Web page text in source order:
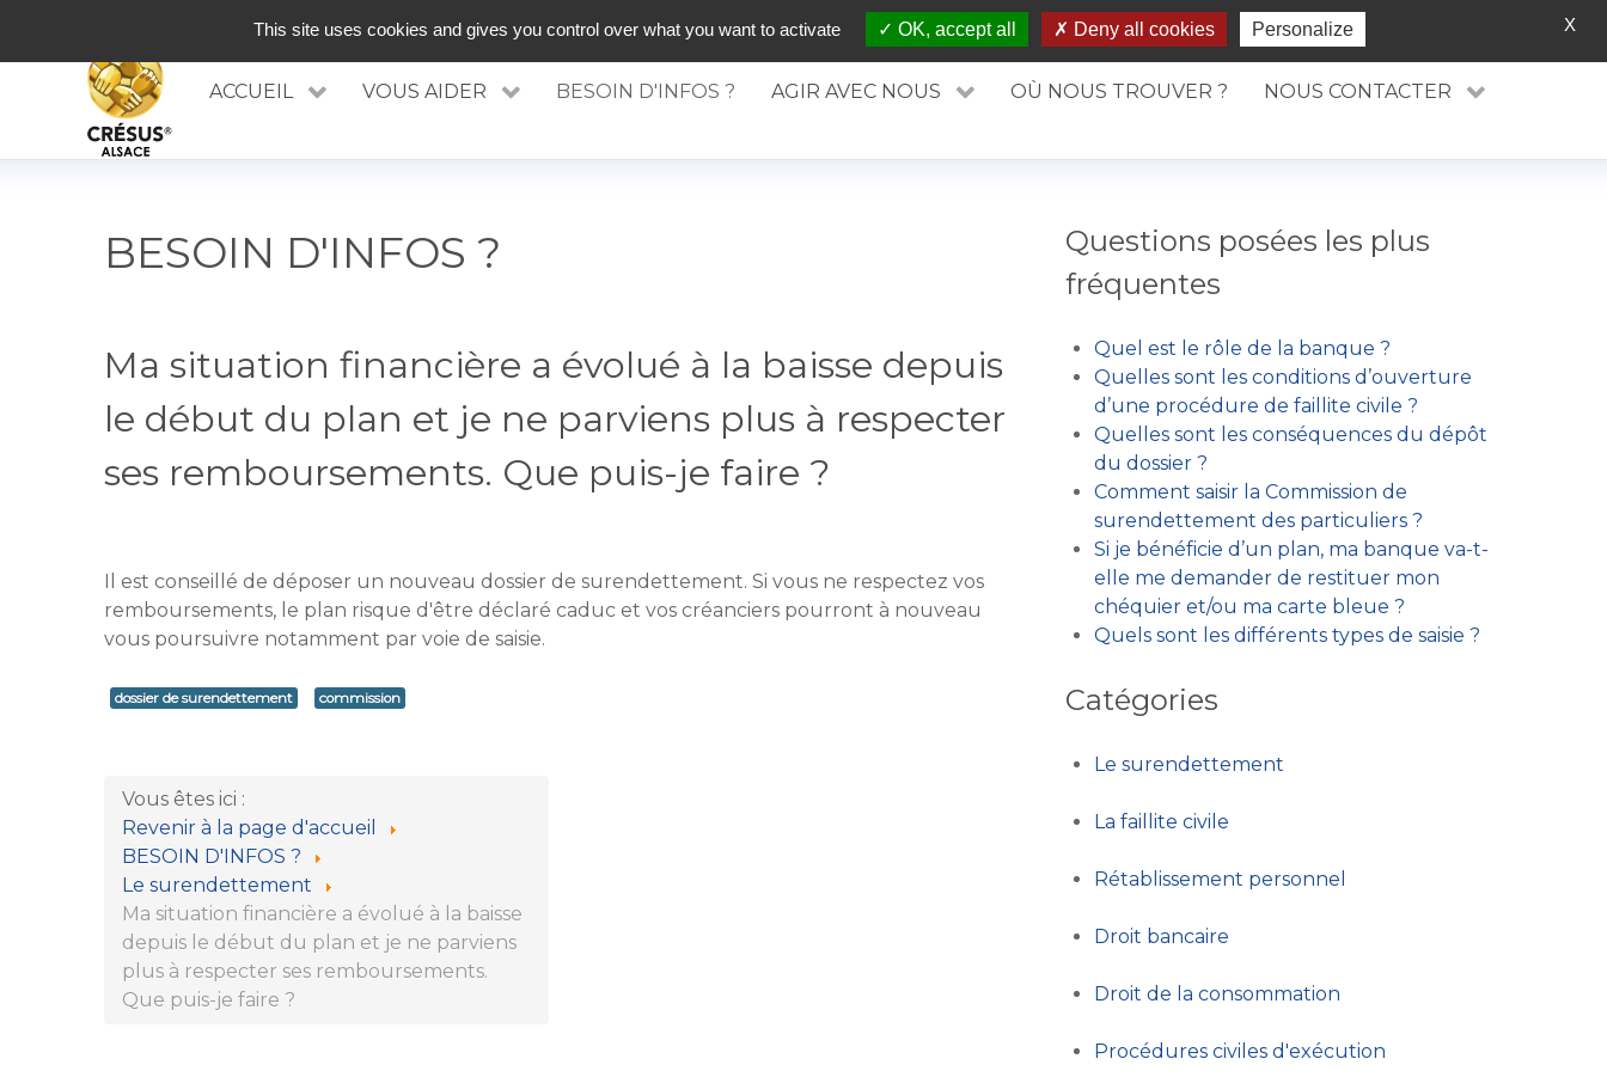
RÉSEAU INNOVANT D'ACCOMPAGNEMENT ET DE PRÉVENTION DU SURENDETTEMENT Rechercher
ACCUEIL VOUS AIDER BESOIN D'INFOS ? AGIR AVEC NOUS OÙ NOUS TROUVER ? NOUS CONTACTER
BESOIN D'INFOS ?
Ma situation financière a évolué à la baisse depuis
le début du plan et je ne parviens plus à respecter
ses remboursements. Que puis-je faire ?
Il est conseillé de déposer un nouveau dossier de surendettement. Si vous ne respectez vos
remboursements, le plan risque d'être déclaré caduc et vos créanciers pourront à nouveau
vous poursuivre notamment par voie de saisie.
dossier de surendettement commission
Vous êtes ici :
Revenir à la page d'accueil
BESOIN D'INFOS ?
Le surendettement
Ma situation financière a évolué à la baisse
depuis le début du plan et je ne parviens
plus à respecter ses remboursements.
Que puis-je faire ?
Questions posées les plus
fréquentes
Quel est le rôle de la banque ?
Quelles sont les conditions d’ouverture
d’une procédure de faillite civile ?
Quelles sont les conséquences du dépôt
du dossier ?
Comment saisir la Commission de
surendettement des particuliers ?
Si je bénéficie d’un plan, ma banque va-t-
elle me demander de restituer mon
chéquier et/ou ma carte bleue ?
Quels sont les différents types de saisie ?
Catégories
Le surendettement
La faillite civile
Rétablissement personnel
Droit bancaire
Droit de la consommation
Procédures civiles d'exécution
X
This site uses cookies and gives you control over what you want to activate OK, accept all Deny all cookies Personalize